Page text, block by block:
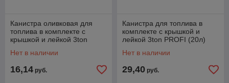
Канистра оливковая для
топлива в комплекте с
крышкой и лейкой 3ton
Нет в наличии
16,14 руб.
Канистра для топлива в
комплекте с крышкой и
лейкой 3ton PROFI (20л)
Нет в наличии
29,40 руб.